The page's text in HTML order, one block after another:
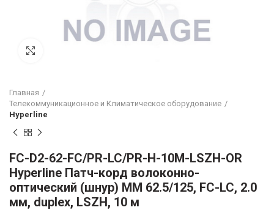
Главная
Телекоммуникационное и Климатическое оборудование
Hyperline
FC-D2-62-FC/PR-LC/PR-H-10M-LSZH-OR
Hyperline Патч-корд волоконно-
оптический (шнур) MM 62.5/125, FC-LC, 2.0
мм, duplex, LSZH, 10 м